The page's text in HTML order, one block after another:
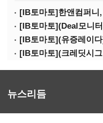
뉴스리듬